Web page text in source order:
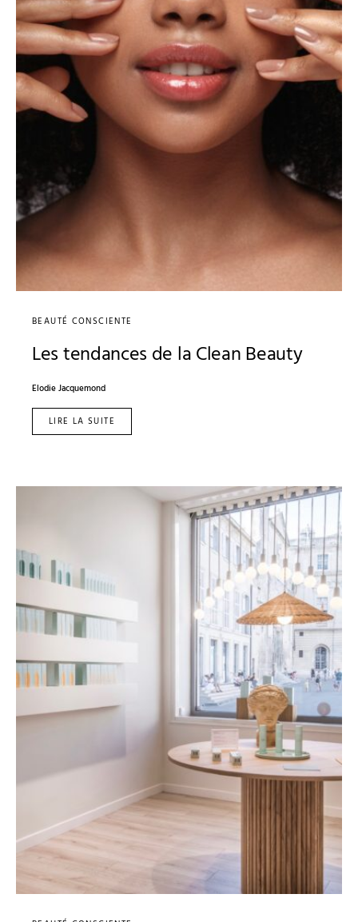
BEAUTÉ CONSCIENTE
Les tendances de la Clean Beauty
Elodie Jacquemond
LIRE LA SUITE